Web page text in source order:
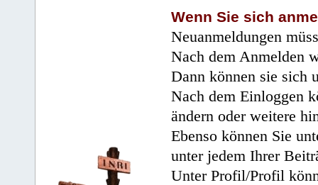
Wenn Sie sich
Neuanmeldungen
Nach dem Anmelden
Dann können sie sich
Nach dem Einloggen
ändern oder weitere
Ebenso können Sie
unter jedem Ihrer
Unter Profil/Profil